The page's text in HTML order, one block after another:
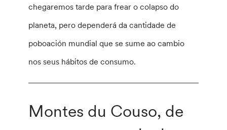
chegaremos tarde para frear o colapso do
planeta, pero dependerá da cantidade de
poboación mundial que se sume ao cambio
nos seus hábitos de consumo.
Montes du Couso, de